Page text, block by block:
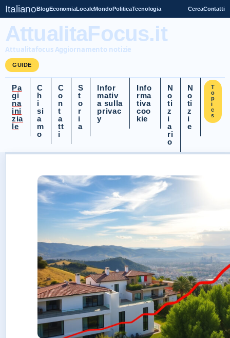
ItalianoBlogEconomiaLocaleMondoPoliticaTecnologia CercaContatti
AttualitaFocus.it
Attualitafocus Aggiornamento notizie
GUIDE
Pa
gi
na
ini
zia
le
C
h
i
si
a
m
o
C
o
n
t
a
tt
i
S
t
o
r
i
a
Infor
mativ
a sulla
privac
y
Info
rma
tiva
coo
kie
N
o
ti
z
i
a
ri
o
N
o
ti
z
i
e
T
o
p
i
c
s